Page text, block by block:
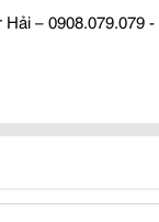
Hải – 0908.079.079 -